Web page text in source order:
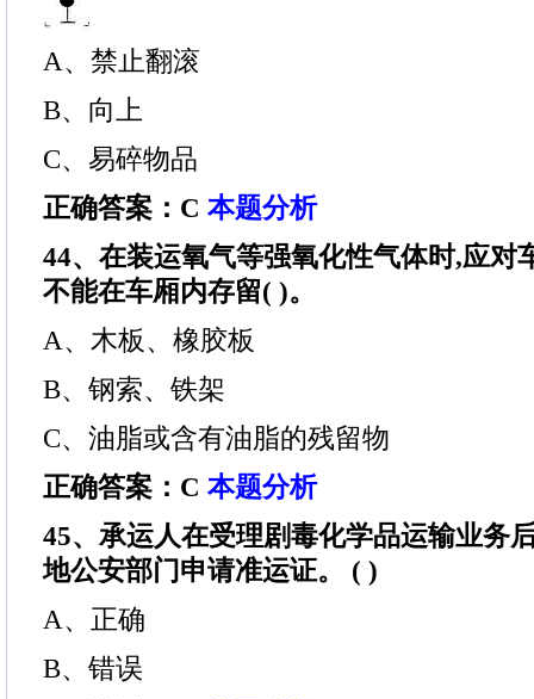
A、禁止翻滚
B、向上
C、易碎物品
正确答案：C 本题分析
44、在装运氧气等强氧化性气体时,应对
不能在车厢内存留( )。
A、木板、橡胶板
B、钢索、铁架
C、油脂或含有油脂的残留物
正确答案：C 本题分析
45、承运人在受理剧毒化学品运输业务
地公安部门申请准运证。 ( )
A、正确
B、错误